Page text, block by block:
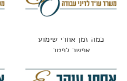
כמה זמן אחרי שימוע
אפשר לפטר